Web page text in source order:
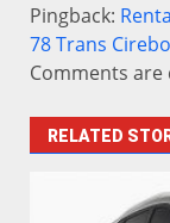
Pingback:
78 Trans
Comments are
RELATED